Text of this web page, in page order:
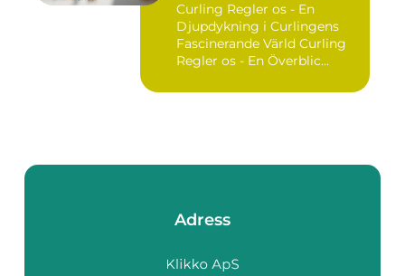
Curling Regler os - En
Djupdykning i Curlingens
Fascinerande Värld Curling
Regler os - En Överblic...
Adress